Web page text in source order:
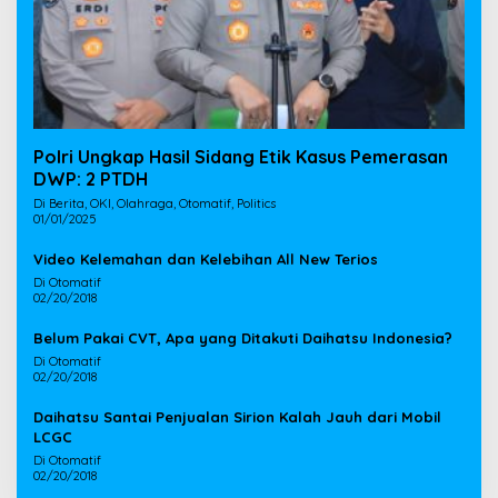
Polri Ungkap Hasil Sidang Etik Kasus Pemerasan
DWP: 2 PTDH
Di Berita, OKI, Olahraga, Otomatif, Politics
01/01/2025
Video Kelemahan dan Kelebihan All New Terios
Di Otomatif
02/20/2018
Belum Pakai CVT, Apa yang Ditakuti Daihatsu Indonesia?
Di Otomatif
02/20/2018
Daihatsu Santai Penjualan Sirion Kalah Jauh dari Mobil
LCGC
Di Otomatif
02/20/2018